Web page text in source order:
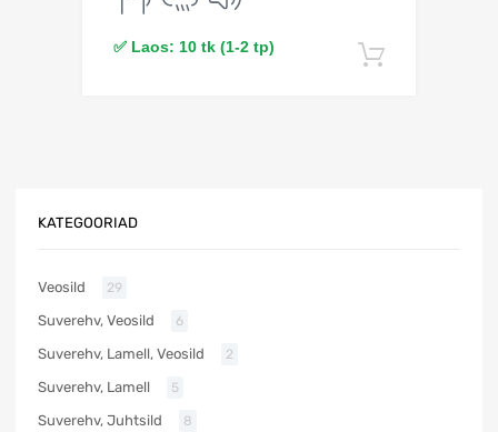
✅ Laos: 10 tk (1-2 tp)
KATEGOORIAD
Veosild 29
Suverehv, Veosild 6
Suverehv, Lamell, Veosild 2
Suverehv, Lamell 5
Suverehv, Juhtsild 8